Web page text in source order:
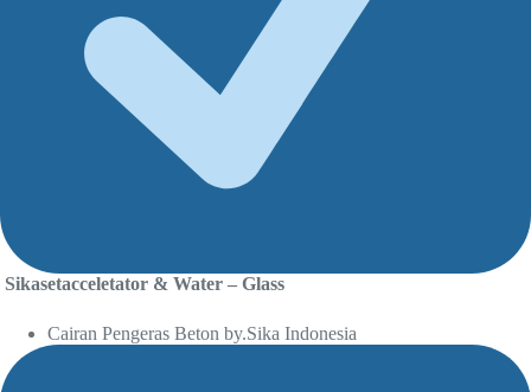
Sikasetacceletator & Water – Glass
Cairan Pengeras Beton by.Sika Indonesia